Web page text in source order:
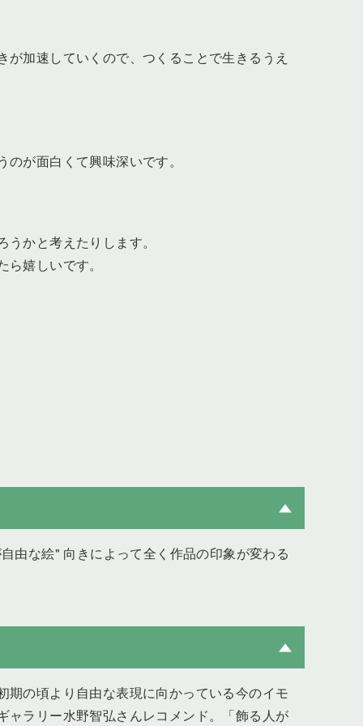
加速していくので、つくることで生きるうえ
が面白くて興味深いです。
かと考えたりします。
嬉しいです。
由な絵" 向きによって全く作品の印象が変わる
の頃より自由な表現に向かっている今のイモ
ラリー水野智弘さんレコメンド。「飾る人が